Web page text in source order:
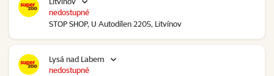
STOP SHOP, U Autodílen 2205, Litvínov
nedostupné
Lysá nad Labem
nedostupné